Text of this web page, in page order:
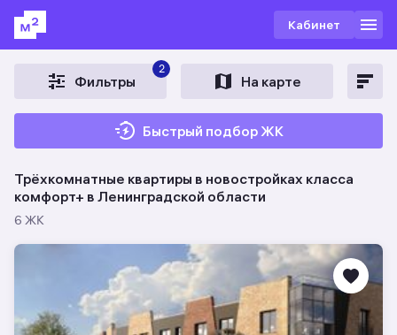
Кабинет
Фильтры
2
На карте
Быстрый подбор ЖК
Трёхкомнатные квартиры в новостройках класса
комфорт+ в Ленинградской области
6 ЖК